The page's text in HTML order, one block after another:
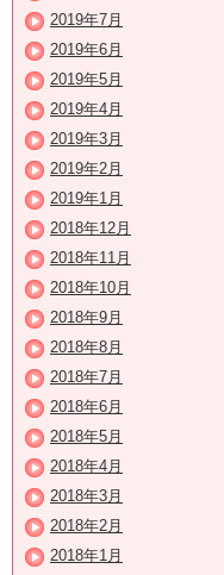
2019年7月
2019年6月
2019年5月
2019年4月
2019年3月
2019年2月
2019年1月
2018年12月
2018年11月
2018年10月
2018年9月
2018年8月
2018年7月
2018年6月
2018年5月
2018年4月
2018年3月
2018年2月
2018年1月